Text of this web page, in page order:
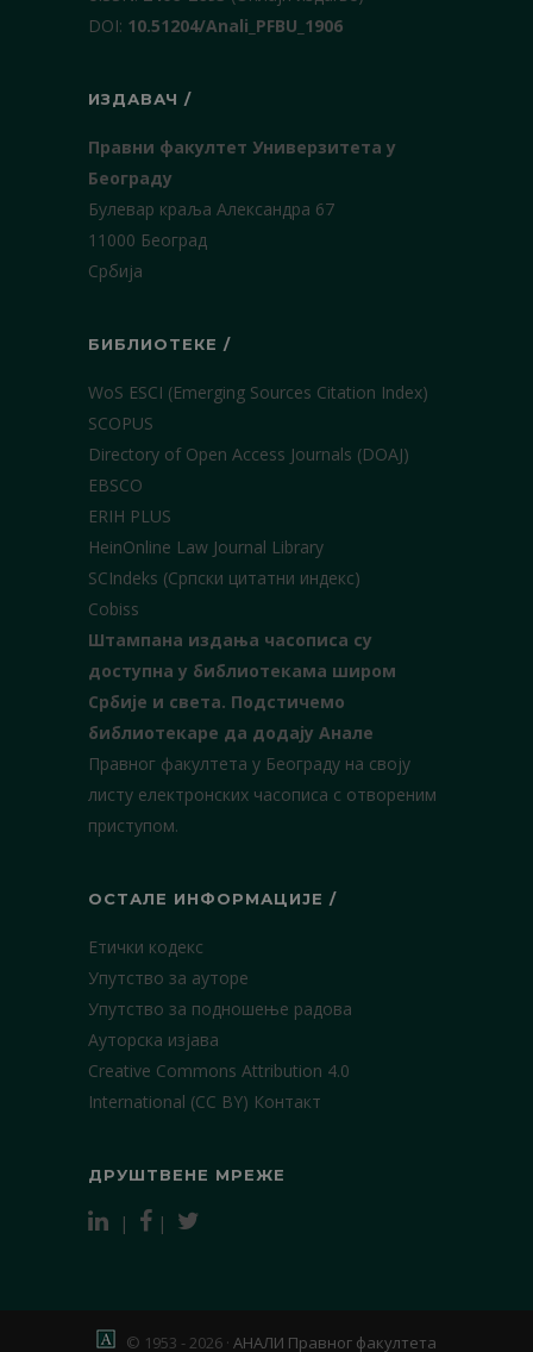
DOI: 10.51204/Anali_PFBU_1906
ИЗДАВАЧ /
Правни факултет Универзитета у
Београду
Булевар краља Александра 67
11000 Београд
Србија
БИБЛИОТЕКЕ /
WoS ESCI (Emerging Sources Citation Index)
SCOPUS
Directory of Open Access Journals (DOAJ)
EBSCO
ERIH PLUS
HeinOnline Law Journal Library
SCIndeks (Српски цитатни индекс)
Cobiss
Штампана издања часописа су
доступна у библиотекама широм
Србије и света. Подстичемо
библиотекаре да додају Анале
Правног факултета у Београду на своју
листу електронских часописа с отвореним
приступом.
ОСТАЛЕ ИНФОРМАЦИЈЕ /
Етички кодекс
Упутство за ауторе
Упутство за подношење радова
Ауторска изјава
Creative Commons Attribution 4.0
International (CC BY) Контакт
ДРУШТВЕНЕ МРЕЖЕ
| |
© 1953 - 2026 · АНАЛИ Правног факултета